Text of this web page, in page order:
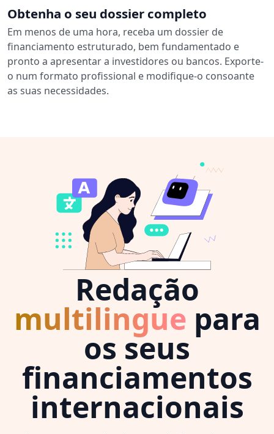
Obtenha o seu dossier completo
Em menos de uma hora, receba um dossier de
financiamento estruturado, bem fundamentado e
pronto a apresentar a investidores ou bancos. Exporte-
o num formato profissional e modifique-o consoante
as suas necessidades.
Redação
multilingue para
os seus
financiamentos
internacionais